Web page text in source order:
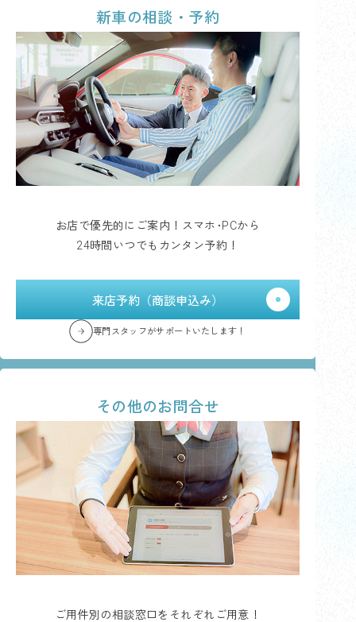
新車の相談・予約
お店で優先的にご案内！スマホ･PCから
24時間いつでもカンタン予約！
来店予約（商談申込み）
専門スタッフがサポートいたします！
その他のお問合せ
ご用件別の相談窓口をそれぞれご用意！